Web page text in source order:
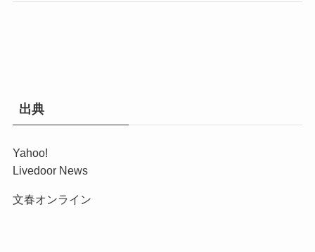
出典
Yahoo!
Livedoor News
文春オンライン